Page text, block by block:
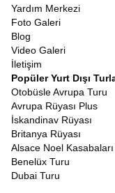
grupları ve ailesiyle
bir nimettir.
Japonya Güney Kore
Turlarımızda görev
hakim, yerel kültürü
değil, o yerlerin
turumuz, canlı bir
niteliğindedir. Hangi
en uygun hediyelik eşya
Tüm bu soruların
Rehberlerimiz, size
yaşam tarzını,
tapınağında nasıl dua
nasıl yemek
Yardım Merkezi
Foto Galeri
Blog
Video Galeri
İletişim
Popüler Yurt Dışı
Otobüsle Avrupa Turu
Avrupa Rüyası Plus
İskandinav Rüyası
Britanya Rüyası
Alsace Noel
Benelüx Turu
Dubai Turu